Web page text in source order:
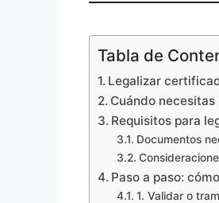
Tabla de
Legalizar
Cuándo
Requisitos para
Documentos
Paso a paso:
1. Validar o